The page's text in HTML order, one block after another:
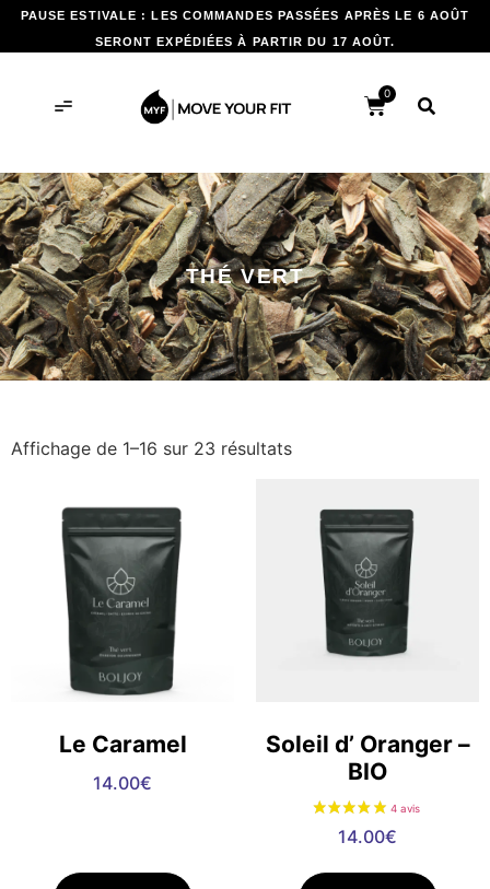
PAUSE ESTIVALE : LES COMMANDES PASSÉES APRÈS LE 6 AOÛT
SERONT EXPÉDIÉES À PARTIR DU 17 AOÛT.
0
THÉ VERT
Affichage de 1–16 sur 23 résultats
Le Caramel
14.00€
Soleil d’ Oranger –
BIO
14.00€